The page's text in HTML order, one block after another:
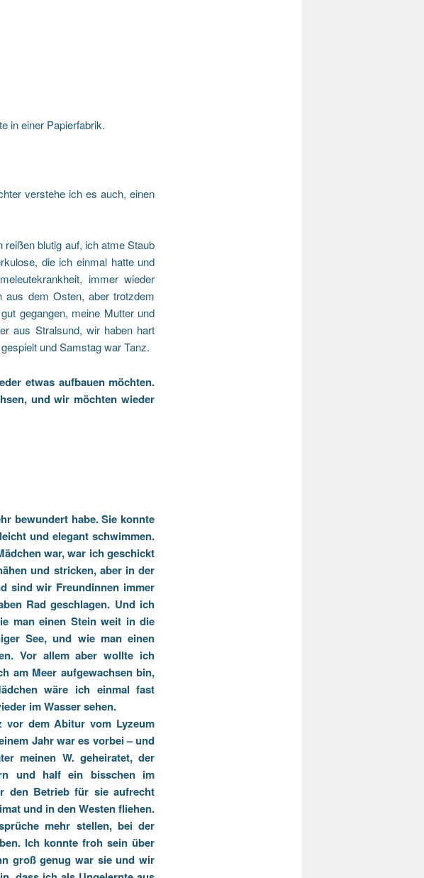
in einer Papierfabrik.
verstehe ich es auch, einen
reißen blutig auf, ich atme Staub
die ich einmal hatte und
immer wieder
dem Osten, aber trotzdem
gegangen, meine Mutter und
aus Stralsund, wir haben hart
und Samstag war Tanz.
etwas aufbauen möchten.
und wir möchten wieder
bewundert habe. Sie konnte
und elegant schwimmen.
war, war ich geschickt
und stricken, aber in der
sind wir Freundinnen immer
Rad geschlagen. Und ich
man einen Stein weit in die
See, und wie man einen
Vor allem aber wollte ich
am Meer aufgewachsen bin,
wäre ich einmal fast
im Wasser sehen.
dem Abitur vom Lyzeum
Jahr war es vorbei – und
meinen W. geheiratet, der
und half ein bisschen im
den Betrieb für sie aufrecht
und in den Westen fliehen.
mehr stellen, bei der
Ich konnte froh sein über
groß genug war sie und wir